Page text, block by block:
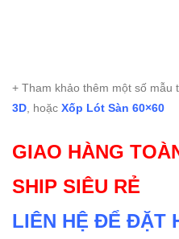
+ Tham khảo thêm một số mẫu
3D , hoặc Xốp Lót Sàn 60×60
GIAO HÀNG
SHIP SIÊU RẺ
LIÊN HỆ ĐỂ ĐẶT